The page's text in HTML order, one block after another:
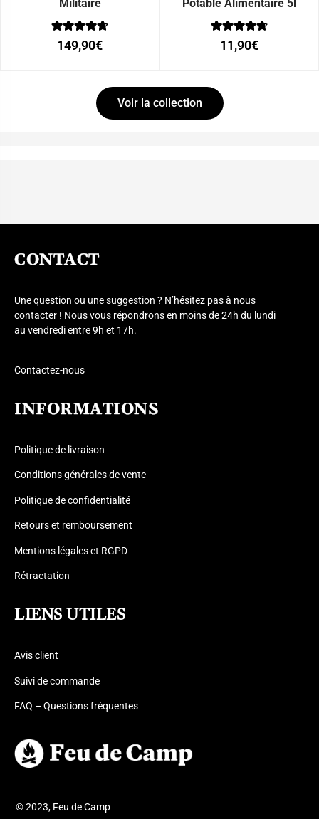
Militaire
Note
0
149,90€
Potable Alimentaire 5l
Note
0
11,90€
Voir la collection
CONTACT
Une question ou une suggestion ? N’hésitez pas à nous
contacter ! Nous vous répondrons en moins de 24h du lundi
au vendredi entre 9h et 17h.
Contactez-nous
INFORMATIONS
Politique de livraison
Conditions générales de vente
Politique de confidentialité
Retours et remboursement
Mentions légales et RGPD
Rétractation
LIENS UTILES
Avis client
Suivi de commande
FAQ – Questions fréquentes
© 2023, Feu de Camp